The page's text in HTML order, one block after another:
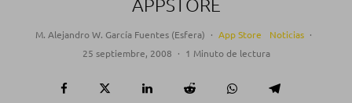
M. Alejandro W. García Fuentes (Esfera) · App Store Noticias ·
25 septiembre, 2008 · 1 Minuto de lectura